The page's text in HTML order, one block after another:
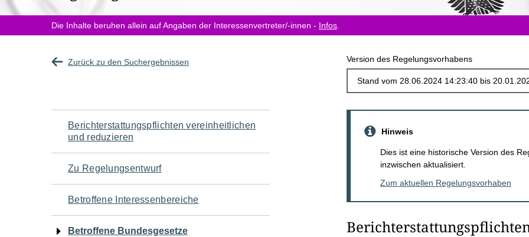
hier:Die Inhalte beruhen allein auf Angaben der Interessenvertreter/-innen - Infos
Zurück zu den Suchergebnissen Version des Regelungsvorhabens
Navigation
für
den
Seiteninhalt
Berichterstattungspflichten vereinheitlichen
und reduzieren
Zu Regelungsentwurf
Betroffene Interessenbereiche
Betroffene Bundesgesetze
Hinweis
Dies ist eine historische Version des
inzwischen aktualisiert.
Zum aktuellen Regelungsvorhaben